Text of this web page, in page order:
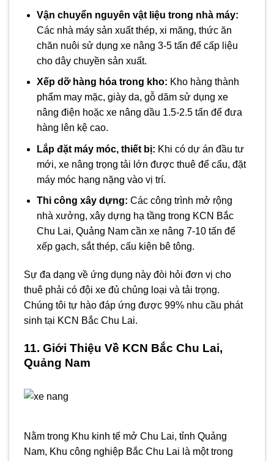
Vận chuyển nguyên vật liệu trong nhà máy:
Các nhà máy sản xuất thép, xi măng, thức ăn
chăn nuôi sử dụng xe nâng 3-5 tấn để cấp liệu
cho dây chuyền sản xuất.
Xếp dỡ hàng hóa trong kho: Kho hàng thành
phẩm may mặc, giày da, gỗ dăm sử dụng xe
nâng điện hoặc xe nâng dầu 1.5-2.5 tấn để đưa
hàng lên kệ cao.
Lắp đặt máy móc, thiết bị: Khi có dự án đầu tư
mới, xe nâng trọng tải lớn được thuê để cẩu, đặt
máy móc hạng nặng vào vị trí.
Thi công xây dựng: Các công trình mở rộng
nhà xưởng, xây dựng hạ tầng trong KCN Bắc
Chu Lai, Quảng Nam cần xe nâng 7-10 tấn để
xếp gạch, sắt thép, cấu kiện bê tông.
Sự đa dạng về ứng dụng này đòi hỏi đơn vị cho
thuê phải có đội xe đủ chủng loại và tải trọng.
Chúng tôi tự hào đáp ứng được 99% nhu cầu phát
sinh tại KCN Bắc Chu Lai.
11. Giới Thiệu Về KCN Bắc Chu Lai,
Quảng Nam
Nằm trong Khu kinh tế mở Chu Lai, tỉnh Quảng
Nam, Khu công nghiệp Bắc Chu Lai là một trong